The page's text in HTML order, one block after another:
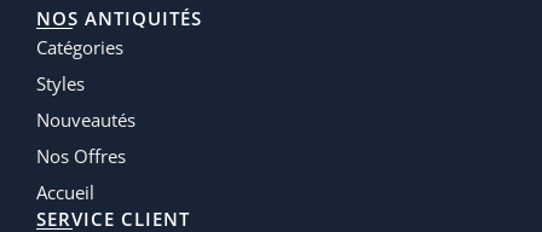
NOS ANTIQUITÉS
Catégories
Styles
Nouveautés
Nos Offres
Accueil
SERVICE CLIENT